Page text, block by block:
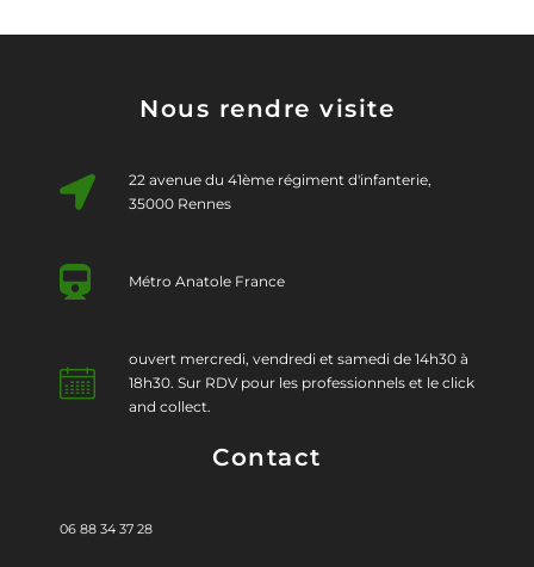
Nous rendre visite
22 avenue du 41ème régiment d'infanterie,
35000 Rennes
Métro Anatole France
ouvert mercredi, vendredi et samedi de 14h30 à
18h30. Sur RDV pour les professionnels et le click
and collect.
Contact
06 88 34 37 28